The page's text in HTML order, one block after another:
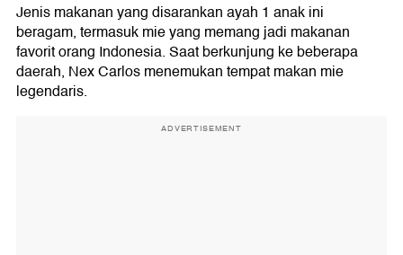
Jenis makanan yang disarankan ayah 1 anak ini
beragam, termasuk mie yang memang jadi makanan
favorit orang Indonesia. Saat berkunjung ke beberapa
daerah, Nex Carlos menemukan tempat makan mie
legendaris.
ADVERTISEMENT